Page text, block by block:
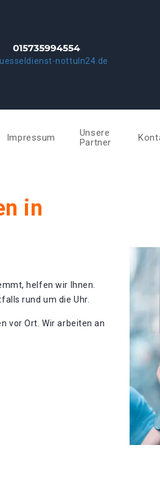
nottuln24.de
Impressum
Unsere
Partner
in
helfen wir Ihnen.
rund um die Uhr.
vor Ort. Wir arbeiten an